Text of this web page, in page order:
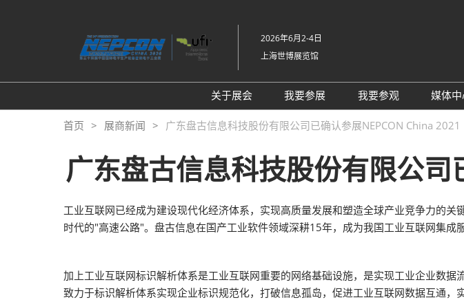
容
2026年6月2-4日
上海世博展览馆
关于展会
展会介绍
工厂设施展
展品范围
我要参展
参展申请
观众范围
商贸配对
我要参观
参观预登记
组团参观
展品名录
TAP特邀贵宾&商
媒体
行
合
首页 展商新闻 广东盘古信息科技股份有限公司已确认参展NEPCON China 2021
广东盘古信息科技股份有限公
工业互联网已经成为建设现代化经济体系，实现高质量发展和塑造全球产业竞争力的
时代的"高速公路"。盘古信息在国产工业软件领域深耕15年，成为我国工业互联网集成
加上工业互联网标识解析体系是工业互联网重要的网络基础设施，是实现工业企业数
致力于标识解析体系实现企业标识规范化，打破信息孤岛，促进工业互联网数据互通